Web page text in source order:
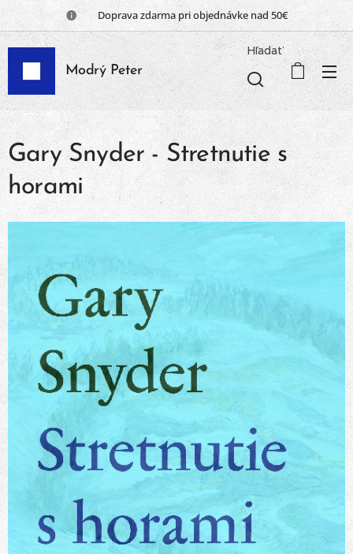
📦 Doprava zdarma pri objednávke nad 50€
Modrý Peter
Hľadať
Gary Snyder - Stretnutie s
horami